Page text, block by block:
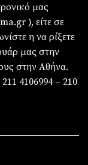
μας
), είτε σε
η να ρίξετε
μας στην
στην Αθήνα.
4106994 – 210